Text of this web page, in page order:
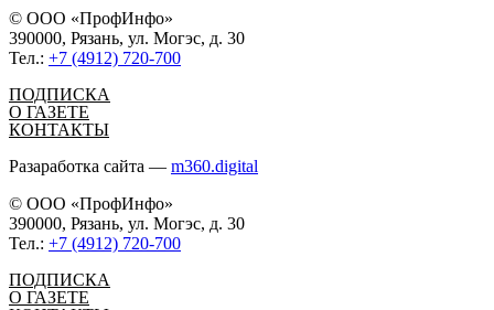
© ООО «ПрофИнфо»
390000, Рязань, ул. Могэс, д. 30
Тел.: +7 (4912) 720-700
ПОДПИСКА
О ГАЗЕТЕ
КОНТАКТЫ
Разаработка сайта — m360.digital
© ООО «ПрофИнфо»
390000, Рязань, ул. Могэс, д. 30
Тел.: +7 (4912) 720-700
ПОДПИСКА
О ГАЗЕТЕ